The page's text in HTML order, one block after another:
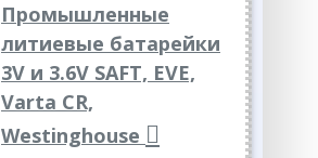
Промышленные
литиевые батарейки
3V и 3.6V SAFT, EVE,
Varta CR,
Westinghouse